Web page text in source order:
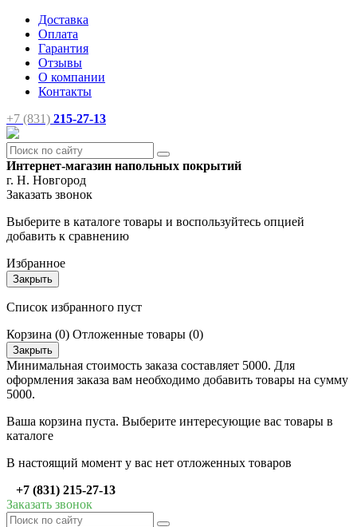
Доставка
Оплата
Гарантия
Отзывы
О компании
Контакты
+7 (831) 215-27-13
Интернет-магазин напольных покрытий
г. Н. Новгород
Заказать звонок
Выберите в каталоге товары и воспользуйтесь опцией
добавить к сравнению
Избранное
Закрыть
Список избранного пуст
Корзина (0) Отложенные товары (0)
Закрыть
Минимальная стоимость заказа составляет 5000. Для
оформления заказа вам необходимо добавить товары на сумму
5000.
Ваша корзина пуста. Выберите интересующие вас товары в
каталоге
В настоящий момент у вас нет отложенных товаров
+7 (831) 215-27-13
Заказать звонок